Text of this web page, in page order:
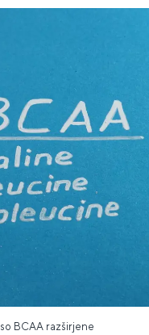
so BCAA razširjene